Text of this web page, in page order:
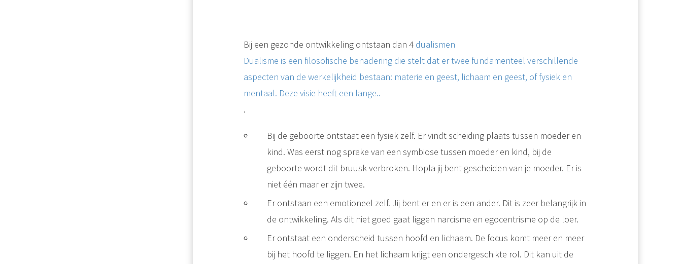
Bij een gezonde ontwikkeling ontstaan dan 4 dualismen
Dualisme is een filosofische benadering die stelt dat er twee fundamenteel verschillende
aspecten van de werkelijkheid bestaan: materie en geest, lichaam en geest, of fysiek en
mentaal. Deze visie heeft een lange..
.
Bij de geboorte ontstaat een fysiek zelf. Er vindt scheiding plaats tussen moeder en
kind. Was eerst nog sprake van een symbiose tussen moeder en kind, bij de
geboorte wordt dit bruusk verbroken. Hopla jij bent gescheiden van je moeder. Er is
niet één maar er zijn twee.
Er ontstaan een emotioneel zelf. Jij bent er en er is een ander. Dit is zeer belangrijk in
de ontwikkeling. Als dit niet goed gaat liggen narcisme en egocentrisme op de loer.
Er ontstaat een onderscheid tussen hoofd en lichaam. De focus komt meer en meer
bij het hoofd te liggen. En het lichaam krijgt een ondergeschikte rol. Dit kan uit de